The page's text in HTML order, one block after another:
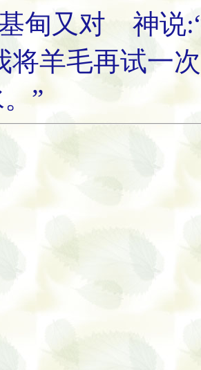
甸又对 神说
将羊毛再试一
”